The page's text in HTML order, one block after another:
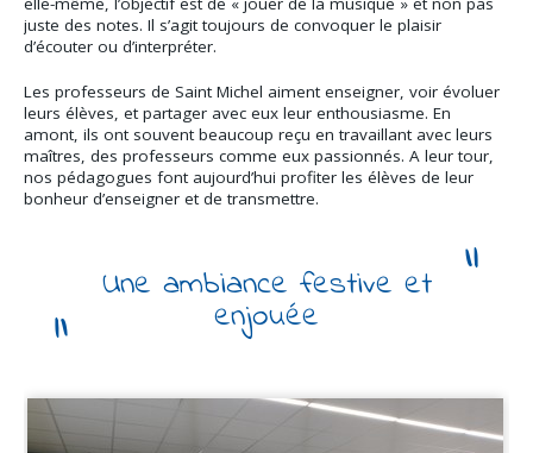
juste des notes. Il s’agit toujours de convoquer le plaisir
d’écouter ou d’interpréter.
Les professeurs de Saint Michel aiment enseigner, voir évoluer
leurs élèves, et partager avec eux leur enthousiasme. En
amont, ils ont souvent beaucoup reçu en travaillant avec leurs
maîtres, des professeurs comme eux passionnés. A leur tour,
nos pédagogues font aujourd’hui profiter les élèves de leur
bonheur d’enseigner et de transmettre.
Une ambiance festive et
enjouée